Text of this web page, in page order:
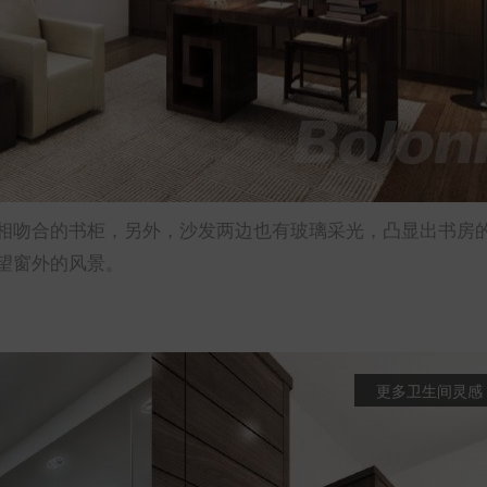
合的书柜，另外，沙发两边也有玻璃采光，凸显出书房
外的风景。
更多卫生间灵感